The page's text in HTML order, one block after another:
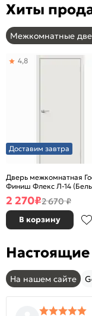
Хиты
Межкомнатные
Доставим завтра
Дверь межкомнатная
Финиш Флекс Л-14
глухая, каркасно-
4,8
2 270₽2 670 ₽
В корзину
На нашем сайте